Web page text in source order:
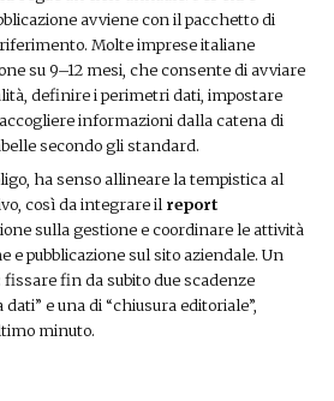
avviene con il pacchetto di
Molte imprese italiane
su 9–12 mesi, che consente di avviare
definire i perimetri dati, impostare
informazioni dalla catena di
secondo gli standard.
ha senso allineare la tempistica al
così da integrare il report
sulla gestione e coordinare le attività
e pubblicazione sul sito aziendale. Un
fin da subito due scadenze
e una di “chiusura editoriale”,
minuto.